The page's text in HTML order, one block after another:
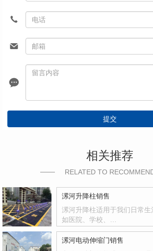
提交
相关推荐
RELATED TO
漯河升降柱销售
漯河升降柱适用于我们日常生
如医院、学校、…
漯河电动伸缩门销售